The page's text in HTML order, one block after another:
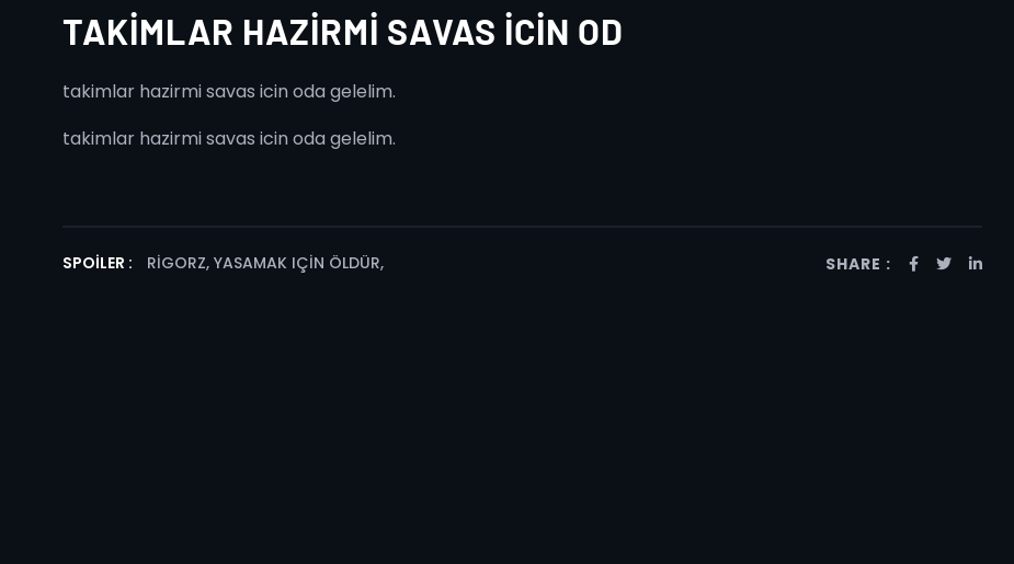
TAKIMLAR HAZIRMI SAVAS ICIN OD
takimlar hazirmi savas icin oda gelelim.
takimlar hazirmi savas icin oda gelelim.
SPOILER : RIGORZ, YASAMAK IÇIN ÖLDÜR, SHARE :